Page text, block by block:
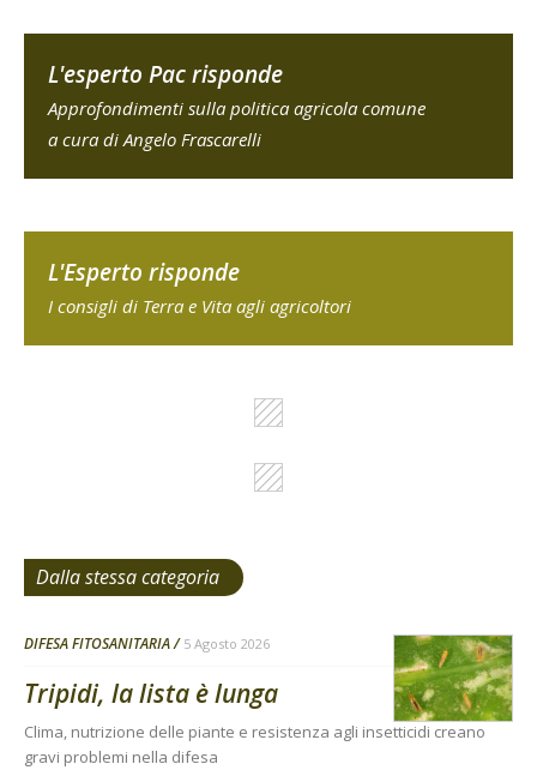
L'esperto Pac risponde
Approfondimenti sulla politica agricola comune
a cura di Angelo Frascarelli
L'Esperto risponde
I consigli di Terra e Vita agli agricoltori
Dalla stessa categoria
DIFESA FITOSANITARIA 5 Agosto 2026
Tripidi, la lista è lunga
Clima, nutrizione delle piante e resistenza agli insetticidi creano
gravi problemi nella difesa